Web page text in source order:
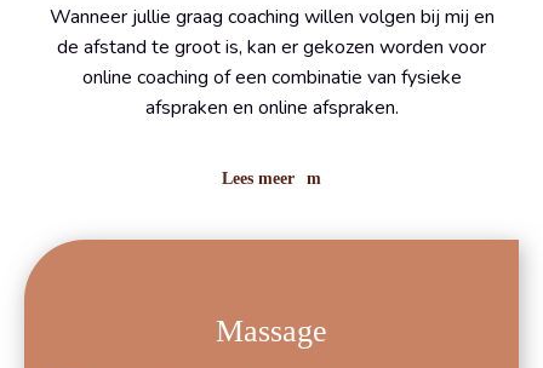
Wanneer jullie graag coaching willen volgen bij mij en
de afstand te groot is, kan er gekozen worden voor
online coaching of een combinatie van fysieke
afspraken en online afspraken.
Lees meer
Massage